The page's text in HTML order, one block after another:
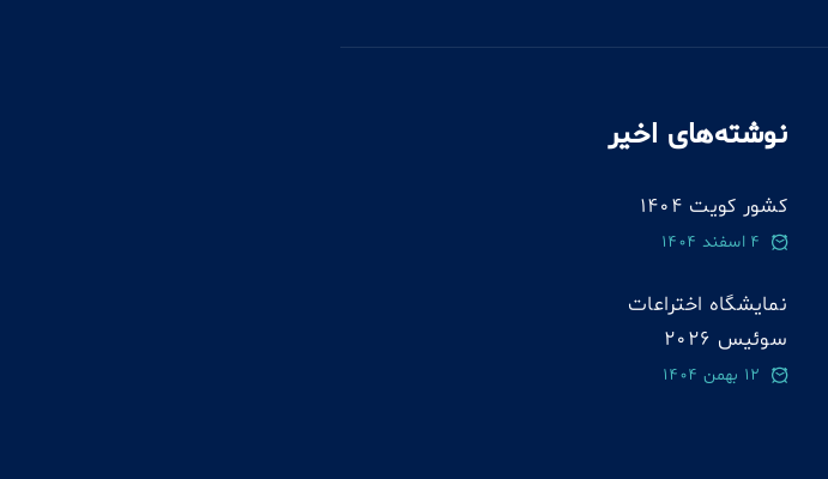
نوشته‌های اخیر
کشور کویت 1404
4 اسفند 1404
نمایشگاه اختراعات
سوئيس 2026
12 بهمن 1404